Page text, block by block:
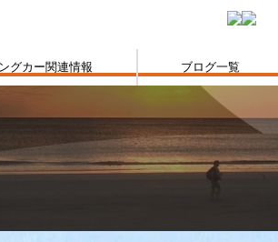
グカー関連情報 ブログ一覧